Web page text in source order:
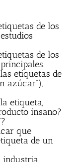
de los
de los
etiquetas de
azúcar”),
etiqueta,
insano?
que
de un
industria